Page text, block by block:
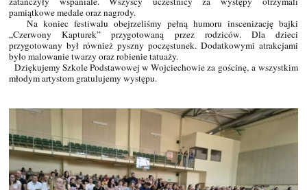
pamiątkowe medale oraz nagrody.
Na koniec festiwalu obejrzeliśmy pełną humoru inscenizację bajki
„Czerwony Kapturek” przygotowaną przez rodziców. Dla dzieci
przygotowany był również pyszny poczęstunek. Dodatkowymi atrakcjami
było malowanie twarzy oraz robienie tatuaży.
Dziękujemy Szkole Podstawowej w Wojciechowie za gościnę, a wszystkim
młodym artystom gratulujemy występu.